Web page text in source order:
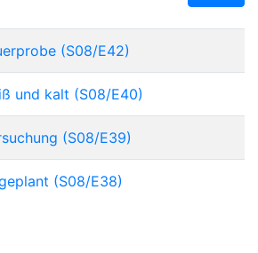
(S08/E42)
und kalt (S08/E40)
(S08/E39)
(S08/E38)